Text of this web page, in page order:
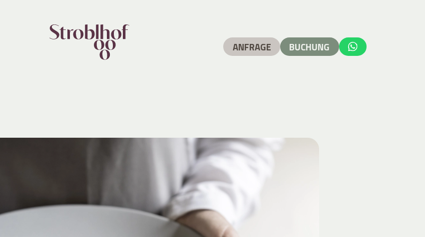
ANFRAGE BUCHUNG